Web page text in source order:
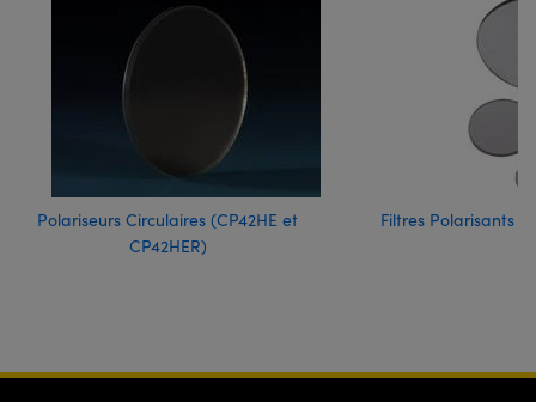
Polariseurs Circulaires (CP42HE et
CP42HER)
Filtres Polarisants